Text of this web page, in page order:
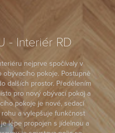
- Interiér RD
nejprve spočívaly v
pokoje. Postupně
dalších prostor. Předělením
pro nový obývací pokoj a
pokoje je nové, sedací
a vylepšuje funkčnost
lépe propojen s jídelnou a